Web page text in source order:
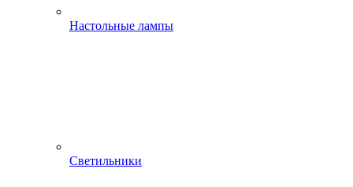
Настольные лампы
Светильники